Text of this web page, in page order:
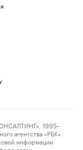
1995–
агентства «РБК»
информации